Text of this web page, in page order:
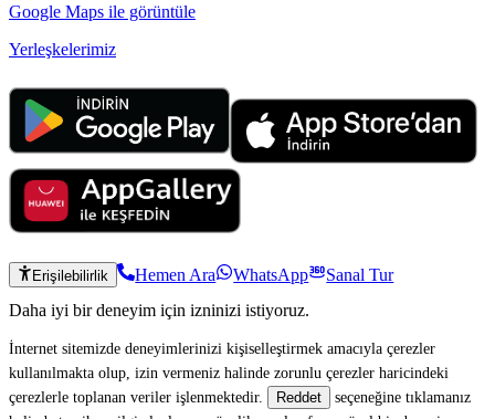
Google Maps ile görüntüle
Yerleşkelerimiz
Erişilebilirlik Hemen Ara WhatsApp
Sanal Tur
Daha iyi bir deneyim için izninizi istiyoruz.
İnternet sitemizde deneyimlerinizi kişiselleştirmek amacıyla çerezler
kullanılmakta olup, izin vermeniz halinde zorunlu çerezler haricindeki
çerezlerle toplanan veriler işlenmektedir.
Reddet
seçeneğine tıklamanız